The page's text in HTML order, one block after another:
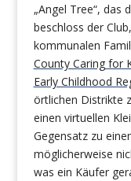
„Angel Tree“, das
beschloss der
kommunalen
County Caring for
Early Childhood
örtlichen Distrikte
einen virtuellen
Gegensatz zu
möglicherweise
was ein Käufer